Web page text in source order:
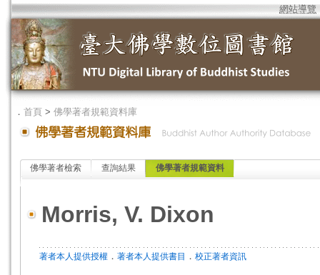
網站導覽
． 首頁 > 佛學著者規範資料庫
佛學著者檢索 查詢結果 佛學著者規範資料
Morris, V. Dixon
著者本人提供授權 ． 著者本人提供書目 ． 校正著者資訊